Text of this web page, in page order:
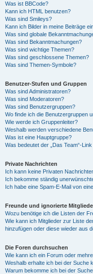
Was ist BBCode?
Kann ich HTML benutzen?
Was sind Smileys?
Kann ich Bilder in meine Beiträge
Was sind globale
Was sind Bekanntmachungen?
Was sind wichtige Themen?
Was sind geschlossene Themen?
Was sind Themen-Symbole?
Benutzer-Stufen und Gruppen
Was sind Administratoren?
Was sind Moderatoren?
Was sind Benutzergruppen?
Wo finde ich die Benutzergruppen
Wie werde ich Gruppenleiter?
Weshalb werden verschiedene
Was ist eine Hauptgruppe?
Was bedeutet der „Das Team“-
Private Nachrichten
Ich kann keine Privaten
Ich bekomme ständig
Ich habe eine Spam-E-Mail von
Freunde und ignorierte
Wozu benötige ich die Listen der
Wie kann ich Mitglieder zur Liste
hinzufügen oder diese wieder aus
Die Foren durchsuchen
Wie kann ich ein Forum oder
Weshalb erhalte ich bei der Suche
Warum bekomme ich bei der